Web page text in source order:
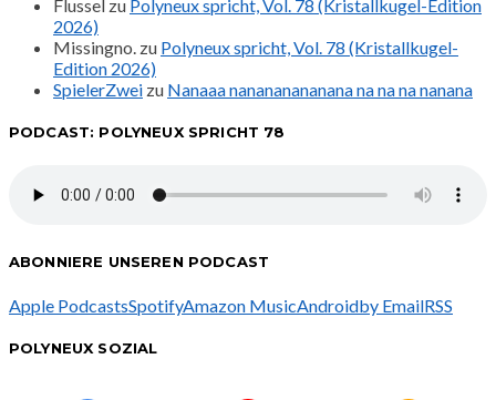
Flussel zu Polyneux spricht, Vol. 78 (Kristallkugel-Edition
2026)
Missingno. zu Polyneux spricht, Vol. 78 (Kristallkugel-
Edition 2026)
SpielerZwei zu Nanaaa nanananananana na na na nanana
PODCAST: POLYNEUX SPRICHT 78
ABONNIERE UNSEREN PODCAST
Apple PodcastsSpotifyAmazon MusicAndroidby EmailRSS
POLYNEUX SOZIAL